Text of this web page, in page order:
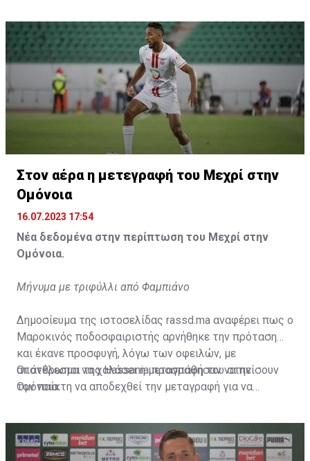
Στον αέρα η μετεγραφή του Μεχρί στην
Ομόνοια
16.07.2023 17:54
Νέα δεδομένα στην περίπτωση του Μεχρί στην
Ομόνοια.
Μήνυμα με τριφύλλι από Φαμπιάνο
Δημοσίευμα της ιστοσελίδας rassd.ma αναφέρει πως ο
Μαροκινός ποδοσφαιριστής αρνήθηκε την πρόταση
και έκανε προσφυγή, λόγω των οφειλών, με
αποτέλεσμα να χαλάσει η μεταγραφή του στην
Ομόνοια.
Οι άνθρωποι της Hassania προσπάθησαν να πείσουν
τον παίκτη να αποδεχθεί την μεταγραφή για να
να λύσει το συμβόλαιό του, ώστε να μετακομίσει
ελεύθερα σε οποιαδήποτε νέα ομάδα το τρέχον